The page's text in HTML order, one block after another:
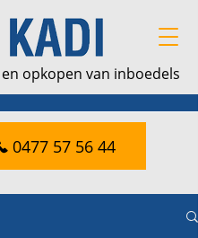
opkopen van inboedels
0477 57 56 44